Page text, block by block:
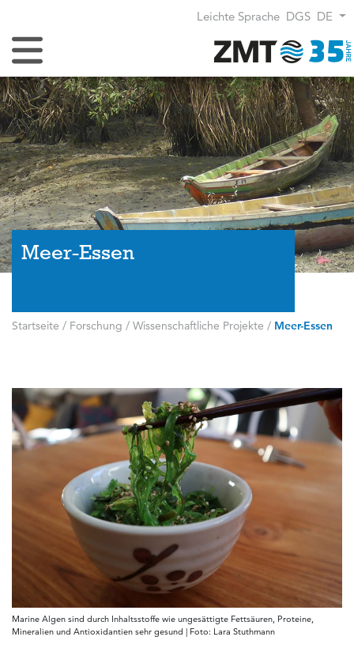
Leichte Sprache DGS DE
Navigation umschalten
Meer-Essen
Startseite / Forschung / Wissenschaftliche Projekte / Meer-Essen
Marine Algen sind durch Inhaltsstoffe wie ungesättigte Fettsäuren, Proteine,
Mineralien und Antioxidantien sehr gesund | Foto: Lara Stuthmann